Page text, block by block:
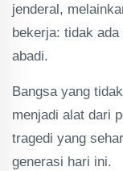
jenderal,
bekerja: tidak
abadi.
Bangsa yang
menjadi alat dari
tragedi yang
generasi hari ini.